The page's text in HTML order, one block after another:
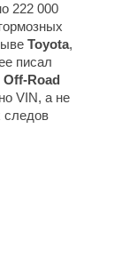
222 000
Toyota,
писал
Off-Road
VIN, а не
следов